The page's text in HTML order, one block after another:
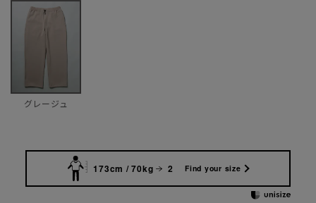
グレージュ
173cm / 70kg 2 Find your size